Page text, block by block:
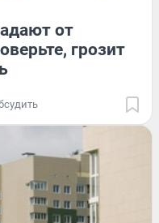
от
грозит